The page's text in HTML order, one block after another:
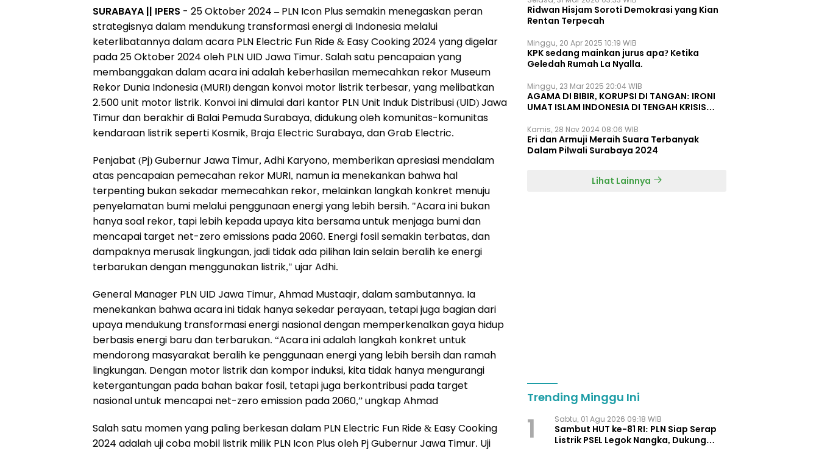
SURABAYA || IPERS - 25 Oktober 2024 – PLN Icon Plus semakin menegaskan peran
strategisnya dalam mendukung transformasi energi di Indonesia melalui
keterlibatannya dalam acara PLN Electric Fun Ride & Easy Cooking 2024 yang digelar
pada 25 Oktober 2024 oleh PLN UID Jawa Timur. Salah satu pencapaian yang
membanggakan dalam acara ini adalah keberhasilan memecahkan rekor Museum
Rekor Dunia Indonesia (MURI) dengan konvoi motor listrik terbesar, yang melibatkan
2.500 unit motor listrik. Konvoi ini dimulai dari kantor PLN Unit Induk Distribusi (UID) Jawa
Timur dan berakhir di Balai Pemuda Surabaya, didukung oleh komunitas-komunitas
kendaraan listrik seperti Kosmik, Braja Electric Surabaya, dan Grab Electric.
Penjabat (Pj) Gubernur Jawa Timur, Adhi Karyono, memberikan apresiasi mendalam
atas pencapaian pemecahan rekor MURI, namun ia menekankan bahwa hal
terpenting bukan sekadar memecahkan rekor, melainkan langkah konkret menuju
penyelamatan bumi melalui penggunaan energi yang lebih bersih. "Acara ini bukan
hanya soal rekor, tapi lebih kepada upaya kita bersama untuk menjaga bumi dan
mencapai target net-zero emissions pada 2060. Energi fosil semakin terbatas, dan
dampaknya merusak lingkungan, jadi tidak ada pilihan lain selain beralih ke energi
terbarukan dengan menggunakan listrik," ujar Adhi.
General Manager PLN UID Jawa Timur, Ahmad Mustaqir, dalam sambutannya. Ia
menekankan bahwa acara ini tidak hanya sekedar perayaan, tetapi juga bagian dari
upaya mendukung transformasi energi nasional dengan memperkenalkan gaya hidup
berbasis energi baru dan terbarukan. “Acara ini adalah langkah konkret untuk
mendorong masyarakat beralih ke penggunaan energi yang lebih bersih dan ramah
lingkungan. Dengan motor listrik dan kompor induksi, kita tidak hanya mengurangi
ketergantungan pada bahan bakar fosil, tetapi juga berkontribusi pada target
nasional untuk mencapai net-zero emission pada 2060,” ungkap Ahmad
Salah satu momen yang paling berkesan dalam PLN Electric Fun Ride & Easy Cooking
2024 adalah uji coba mobil listrik milik PLN Icon Plus oleh Pj Gubernur Jawa Timur. Uji
Ridwan Hisjam Soroti Demokrasi yang Kian
Rentan Terpecah
Minggu, 20 Apr 2025 10:19 WIB
KPK sedang mainkan jurus apa? Ketika
Geledah Rumah La Nyalla.
Minggu, 23 Mar 2025 20:04 WIB
AGAMA DI BIBIR, KORUPSI DI TANGAN: IRONI
UMAT ISLAM INDONESIA DI TENGAH KRISIS
Kamis, 28 Nov 2024 08:06 WIB
Eri dan Armuji Meraih Suara Terbanyak
Dalam Pilwali Surabaya 2024
Lihat Lainnya
Trending Minggu Ini
1 Sabtu, 01 Agu 2026 09:18 WIB
Sambut HUT ke-81 RI: PLN Siap Serap
Listrik PSEL Legok Nangka, Dukung